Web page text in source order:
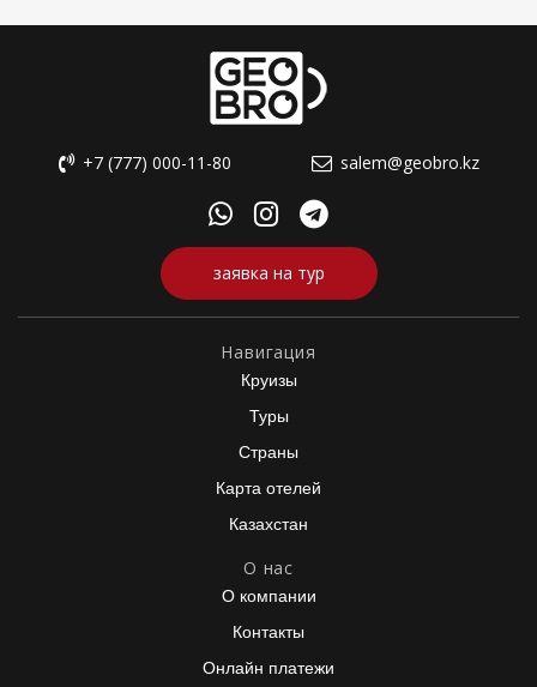
+7 (777) 000-11-80 salem@geobro.kz
заявка на тур
Навигация
Круизы
Туры
Страны
Карта отелей
Казахстан
О нас
О компании
Контакты
Онлайн платежи